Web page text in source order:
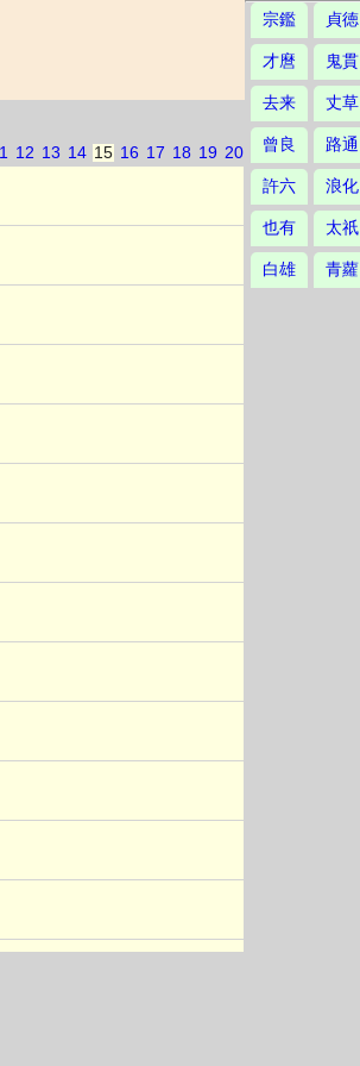
12 13 14 15 16 17 18 19 20
宗鑑 貞徳
才麿 鬼貫
去来 丈草
曾良 路通
許六 浪化
也有 太祇
白雄 青蘿